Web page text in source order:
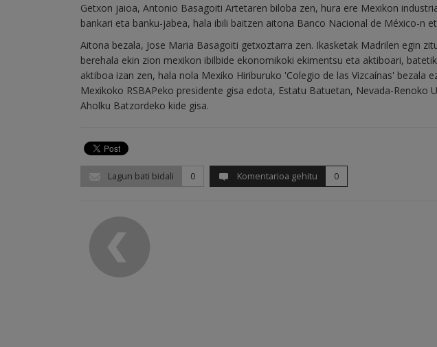
Getxon jaioa, Antonio Basagoiti Artetaren biloba zen, hura ere Mexikon
bankari eta banku-jabea, hala ibili baitzen aitona Banco Nacional de México-n
Aitona bezala, Jose Maria Basagoiti getxoztarra zen. Ikasketak Madrilen egin
berehala ekin zion mexikon ibilbide ekonomikoki ekimentsu eta aktiboari,
aktiboa izan zen, hala nola Mexiko Hiriburuko 'Colegio de las Vizcaínas' bezala
Mexikoko RSBAPeko presidente gisa edota, Estatu Batuetan, Nevada-Renoko
Aholku Batzordeko kide gisa.
Lagun bati bidali 0 Komentarioa gehitu 0